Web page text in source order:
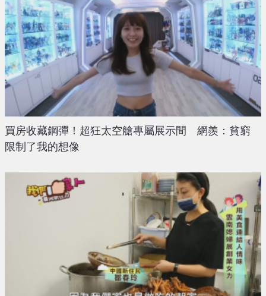
買房收藏鋼彈！超狂太空艙專屬展示間 網羨：貧窮
限制了我的想像